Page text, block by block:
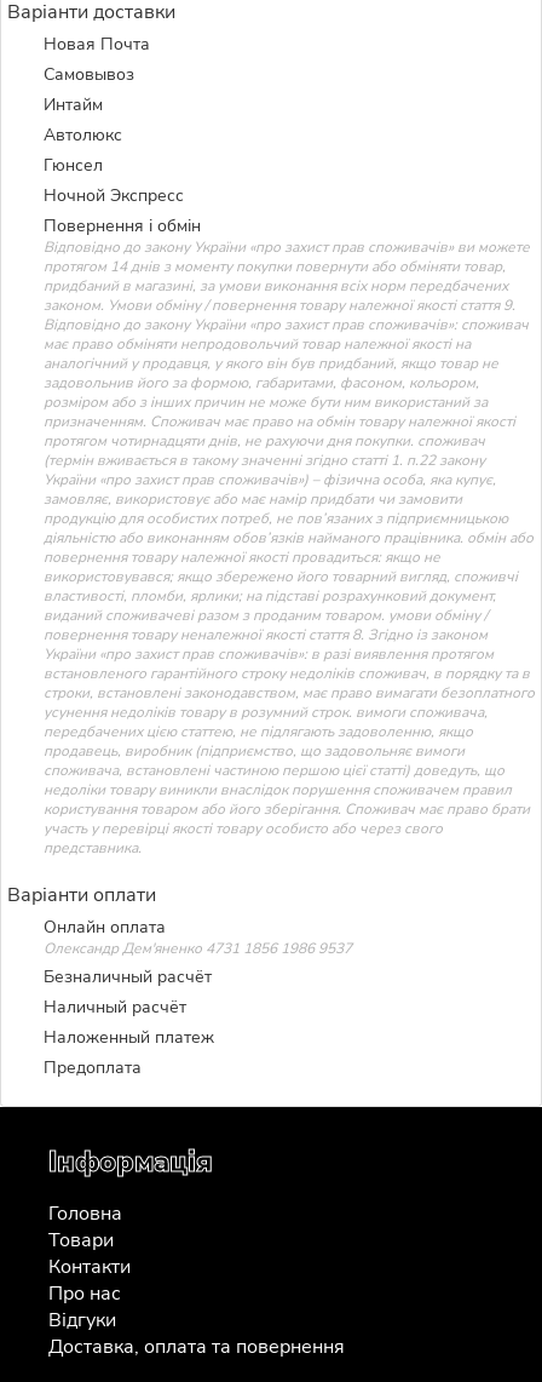
Варіанти доставки
Новая Почта
Самовывоз
Интайм
Автолюкс
Гюнсел
Ночной Экспресс
Повернення і обмін
Відповідно до закону України «про захист прав споживачів» ви можете
протягом 14 днів з моменту покупки повернути або обміняти товар,
придбаний в магазині, за умови виконання всіх норм передбачених
законом. Умови обміну / повернення товару належної якості стаття 9.
Відповідно до закону України «про захист прав споживачів»: споживач
має право обміняти непродовольчий товар належної якості на
аналогічний у продавця, у якого він був придбаний, якщо товар не
задовольнив його за формою, габаритами, фасоном, кольором,
розміром або з інших причин не може бути ним використаний за
призначенням. Споживач має право на обмін товару належної якості
протягом чотирнадцяти днів, не рахуючи дня покупки. споживач
(термін вживається в такому значенні згідно статті 1. п.22 закону
України «про захист прав споживачів») – фізична особа, яка купує,
замовляє, використовує або має намір придбати чи замовити
продукцію для особистих потреб, не пов’язаних з підприємницькою
діяльністю або виконанням обов’язків найманого працівника. обмін або
повернення товару належної якості провадиться: якщо не
використовувався; якщо збережено його товарний вигляд, споживчі
властивості, пломби, ярлики; на підставі розрахунковий документ,
виданий споживачеві разом з проданим товаром. умови обміну /
повернення товару неналежної якості стаття 8. Згідно із законом
України «про захист прав споживачів»: в разі виявлення протягом
встановленого гарантійного строку недоліків споживач, в порядку та в
строки, встановлені законодавством, має право вимагати безоплатного
усунення недоліків товару в розумний строк. вимоги споживача,
передбачених цією статтею, не підлягають задоволенню, якщо
продавець, виробник (підприємство, що задовольняє вимоги
споживача, встановлені частиною першою цієї статті) доведуть, що
недоліки товару виникли внаслідок порушення споживачем правил
користування товаром або його зберігання. Споживач має право брати
участь у перевірці якості товару особисто або через свого
представника.
Варіанти оплати
Онлайн оплата
Олександр Дем'яненко 4731 1856 1986 9537
Безналичный расчёт
Наличный расчёт
Наложенный платеж
Предоплата
Інформація
Головна
Товари
Контакти
Про нас
Відгуки
Доставка, оплата та повернення